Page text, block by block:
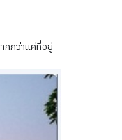
กกว่าแค่ที่อยู่